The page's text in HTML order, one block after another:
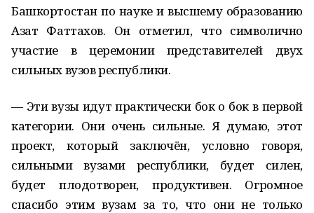
Башкортостан по науке и высшему образованию
Азат Фаттахов. Он отметил, что символично
участие в церемонии представителей двух
сильных вузов республики.
— Эти вузы идут практически бок о бок в первой
категории. Они очень сильные. Я думаю, этот
проект, который заключён, условно говоря,
сильными вузами республики, будет силен,
будет плодотворен, продуктивен. Огромное
спасибо этим вузам за то, что они не только